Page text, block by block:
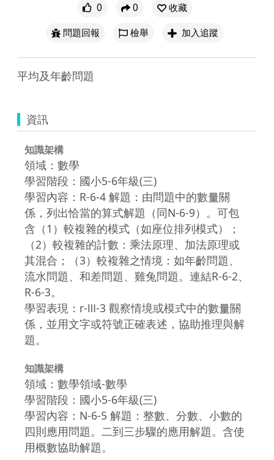
0 0
收藏
問題回報
檢舉 加入追蹤
平均及年齡問題
資訊
知識架構
領域：數學
學習階段：國小5-6年級(三)
學習內容：R-6-4 解題：由問題中的數量關
係，列出恰當的算式解題（同N-6-9）。可包
含（1）較複雜的模式（如座位排列模式）；
（2）較複雜的計數：乘法原理、加法原理或
其混合；（3）較複雜之情境：如年齡問題、
流水問題、和差問題、雞兔問題。連結R-6-2、
R-6-3。
學習表現：r-Ⅲ-3 觀察情境或模式中的數量關
係，並用文字或符號正確表述，協助推理與解
題。
知識架構
領域：數學領域-數學
學習階段：國小5-6年級(三)
學習內容：N-6-5 解題：整數、分數、小數的
四則應用問題。二到三步驟的應用解題。含使
用概數協助解題。